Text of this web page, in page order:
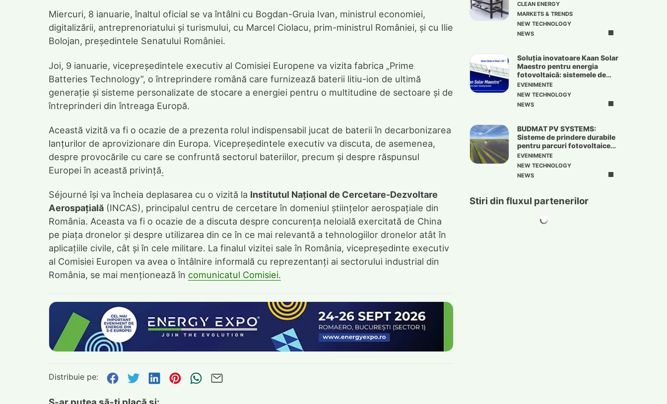
Miercuri, 8 ianuarie, înaltul oficial se va întâlni cu Bogdan-Gruia Ivan, ministrul economiei,
digitalizării, antreprenoriatului și turismului, cu Marcel Ciolacu, prim-ministrul României, și cu Ilie
Bolojan, președintele Senatului României.
Joi, 9 ianuarie, vicepreședintele executiv al Comisiei Europene va vizita fabrica „Prime
Batteries Technology”, o întreprindere română care furnizează baterii litiu-ion de ultimă
generație și sisteme personalizate de stocare a energiei pentru o multitudine de sectoare și de
întreprinderi din întreaga Europă.
Această vizită va fi o ocazie de a prezenta rolul indispensabil jucat de baterii în decarbonizarea
lanțurilor de aprovizionare din Europa. Vicepreședintele executiv va discuta, de asemenea,
despre provocările cu care se confruntă sectorul bateriilor, precum și despre răspunsul
Europei în această privință.
Séjourné își va încheia deplasarea cu o vizită la Institutul Național de Cercetare-Dezvoltare
Aerospațială (INCAS), principalul centru de cercetare în domeniul științelor aerospațiale din
România. Aceasta va fi o ocazie de a discuta despre concurența neloială exercitată de China
pe piața dronelor și despre utilizarea din ce în ce mai relevantă a tehnologiilor dronelor atât în
aplicațiile civile, cât și în cele militare. La finalul vizitei sale în România, vicepreședinte executiv
al Comisiei Europen va avea o întâlnire informală cu reprezentanți ai sectorului industrial din
România, se mai menționează în comunicatul Comisiei.
Distribuie pe: Distribuie pe Facebook
Distribuie pe Twitter
Distribuie pe LinkedIn
Distribuie pe Pinterest
Trimite prin whatsapp
CLEAN ENERGY
MARKETS & TRENDS
NEW TECHNOLOGY
NEWS
Soluția inovatoare Kaan Solar
Maestro pentru energia
fotovoltaică: sistemele de
urmărire solară
EVENIMENTE
NEW TECHNOLOGY
NEWS
BUDMAT PV SYSTEMS:
Sisteme de prindere durabile
pentru parcuri fotovoltaice
de mari dimensiuni
EVENIMENTE
NEW TECHNOLOGY
NEWS
Stiri din fluxul partenerilor